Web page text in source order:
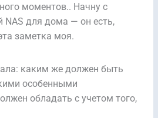
моментов.. Начну с
NAS для дома — он есть,
заметка моя.
каким же должен быть
особенными
обладать с учетом того,